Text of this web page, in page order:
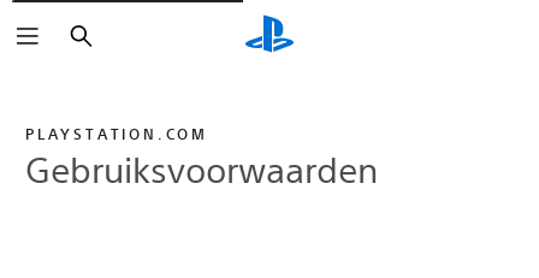
Zoeken
PLAYSTATION.COM
Gebruiksvoorwaarden